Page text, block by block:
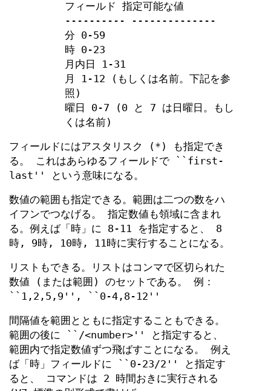
フィールド 指定可能な値
---------- --------------
分 0-59
時 0-23
月内日 1-31
月 1-12 (もしくは名前。下記を参
照)
曜日 0-7 (0 と 7 は日曜日。もし
くは名前)
フィールドにはアスタリスク (*) も指定でき
る。 これはあらゆるフィールドで ``first-
last'' という意味になる。
数値の範囲も指定できる。範囲は二つの数をハ
イフンでつなげる。 指定数値も領域に含まれ
る。例えば「時」に 8-11 を指定すると、 8
時, 9時, 10時, 11時に実行することになる。
リストもできる。リストはコンマで区切られた
数値 (または範囲) のセットである。 例：
``1,2,5,9'', ``0-4,8-12''
間隔値を範囲とともに指定することもできる。
範囲の後に ``/<number>'' と指定すると、
範囲内で指定数値ずつ飛ばすことになる。 例え
ば「時」フィールドに ``0-23/2'' と指定す
ると、 コマンドは 2 時間おきに実行される